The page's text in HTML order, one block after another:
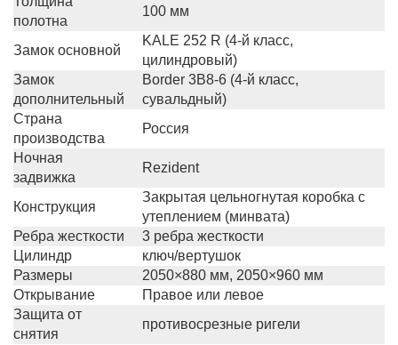
полотна
100 мм
Замок основной
KALE 252 R (4-й класс,
цилиндровый)
Замок
дополнительный
Border 3B8-6 (4-й класс,
сувальдный)
Страна
производства
Россия
Ночная
задвижка
Rezident
Конструкция
Закрытая цельногнутая коробка с
утеплением (минвата)
Ребра жесткости
3 ребра жесткости
Цилиндр
ключ/вертушок
Размеры
2050×880 мм, 2050×960 мм
Открывание
Правое или левое
Защита от
снятия
противосрезные ригели